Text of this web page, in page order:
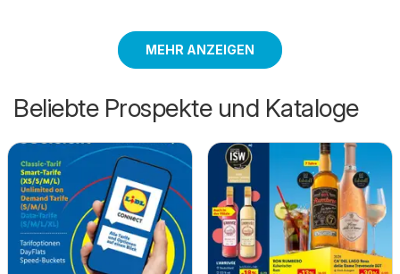
MEHR ANZEIGEN
Beliebte Prospekte und Kataloge